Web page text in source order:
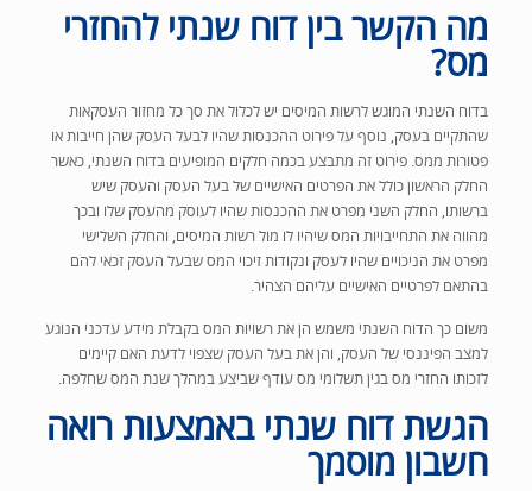
מה הקשר בין דוח שנתי להחזרי
מס?
בדוח השנתי המוגש לרשות המיסים יש לכלול את סך כל מחזור העסקאות
שהתקיים בעסק, נוסף על פירוט ההכנסות שהיו לבעל העסק שהן חייבות או
פטורות ממס. פירוט זה מתבצע בכמה חלקים המופיעים בדוח השנתי, כאשר
החלק הראשון כולל את הפרטים האישיים של בעל העסק והעסק שיש
ברשותו, החלק השני מפרט את ההכנסות שהיו לעוסק מהעסק שלו ובכך
מהווה את התחייבויות המס שיהיו לו מול רשות המיסים, והחלק השלישי
מפרט את הניכויים שהיו לעסק ונקודות זיכוי המס שבעל העסק זכאי להם
בהתאם לפרטיים האישיים עליהם הצהיר.
משום כך הדוח השנתי משמש הן את רשויות המס בקבלת מידע עדכני הנוגע
למצב הפיננסי של העסק, והן את בעל העסק שצפוי לדעת האם קיימים
לזכותו החזרי מס בגין תשלומי מס עודף שביצע במהלך שנת המס שחלפה.
הגשת דוח שנתי באמצעות רואה
חשבון מוסמך